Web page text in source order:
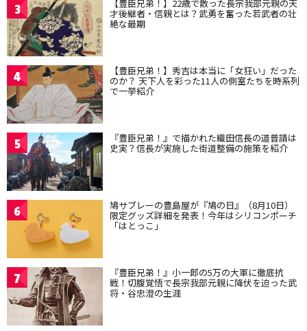
3 【豊臣兄弟！】22歳で散った長宗我部元親の天
才後継者・信親とは？武勇を奮った若武者の壮
絶な最期
4 【豊臣兄弟！】秀吉は本当に「女狂い」だった
のか？ 天下人を彩った11人の側室たちを時系列
で一挙紹介
5 『豊臣兄弟！』で描かれた織田信長の道普請は
史実？信長が実施した街道整備の施策を紹介
6 鳩サブレーの豊島屋が『鳩の日』（8月10日）
限定グッズ詳細を発表！今年はシリコンポーチ
「はとっこ」
7 『豊臣兄弟！』小一郎の5万の大軍に徹底抗
戦！切腹覚悟で長宗我部元親に降伏を迫った武
将・谷忠澄の生涯